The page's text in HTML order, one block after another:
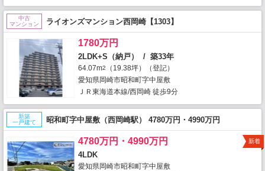
中古
マンション
ライオンズマンション西岡崎【1303】
1780万円
2LDK+S（納戸） / 築33年
64.07m2
（19.38坪）（登記）
愛知県岡崎市昭和町字中屋敷
ＪＲ東海道本線/西岡崎 徒歩9分
新築
一戸建て
昭和町字中屋敷（西岡崎駅） 4780万円・4990万円
4780万円・4990万円
4LDK
愛知県岡崎市昭和町字中屋敷
新着